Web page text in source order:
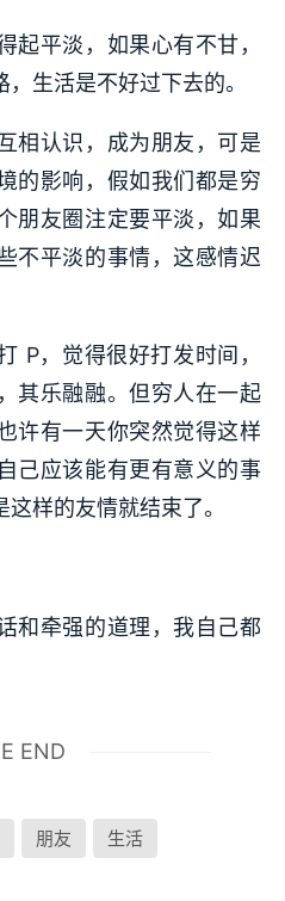
起平淡，如果心有不甘，
生活是不好过下去的。
相认识，成为朋友，可是
的影响，假如我们都是穷
朋友圈注定要平淡，如果
不平淡的事情，这感情迟
P，觉得很好打发时间，
其乐融融。但穷人在一起
许有一天你突然觉得这样
己应该能有更有意义的事
样的友情就结束了。
和牵强的道理，我自己都
END
朋友 生活